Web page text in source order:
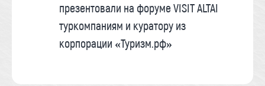
презентовали на форуме VISIT ALTAI
туркомпаниям и куратору из
корпорации «Туризм.рф»